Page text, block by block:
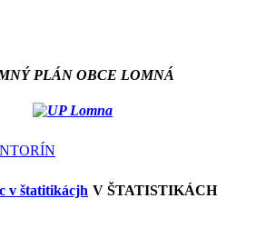
PLÁN OBCE LOMNÁ
V ŠTATISTIKÁCH